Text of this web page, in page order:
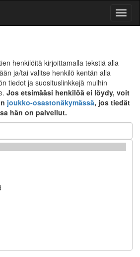
henkilöitä kirjoittamalla tekstiä alla
ja/tai valitse henkilö kentän alla
tiedot ja suosituslinkkejä muihin
Jos etsimääsi henkilöä ei löydy, voit
joukko-osastonäkymässä, jos tiedät
hän on palvellut.